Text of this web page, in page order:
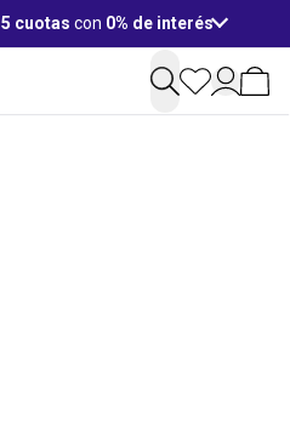
5 cuotas con 0% de interés